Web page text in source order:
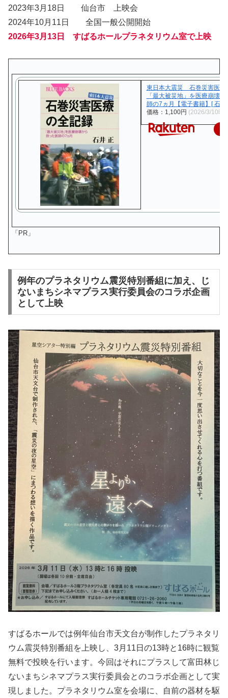
2023年3月18日 仙台市 上映会
2024年10月11日 全国一般公開開始
2026年3月13日 すばるホールプラネタリウム室で上映
東日本大震災 石巻災害医
「最大被災地」を医療崩壊
師の7ヵ月【電子書籍】[ 石井
価格：1,100円 (2026/3/10時
「PR」
例年のプラネタリウム震災特別番組に加え、じ
ないまちシネマプラス実行委員会のコラボ企画
として上映
すばるホールでは例年仙台市天文台が制作したプラネタリ
ウム震災特別番組を上映し、3月11日の13時と16時に観覧
無料で投映を行います。今回はそれにプラスして富田林じ
ないまちシネマプラス実行委員会とのコラボ企画として実
現しました。プラネタリウム室を会場に、自前の器材を駆